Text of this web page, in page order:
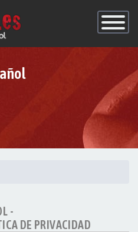
de
-
DE PRIVACIDAD